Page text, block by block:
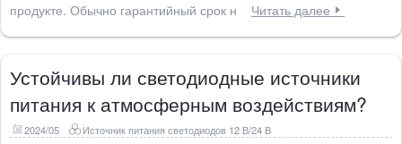
продукте. Обычно гарантийный срок н
Читать далее
Устойчивы ли светодиодные источники
питания к атмосферным воздействиям?
2024/05 Источник питания светодиодов 12 В/24 В